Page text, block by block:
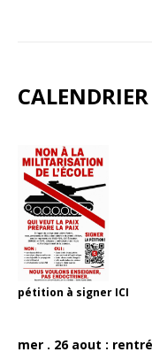
CALENDRIER
pétition à signer ICI
mer . 26 aout :